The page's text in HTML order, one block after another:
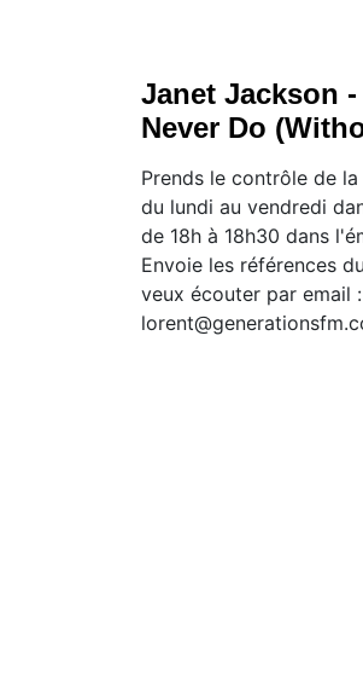
Janet Jackson
Never Do
Prends le contrôle de
du lundi au vendredi
de 18h à 18h30 dans
Envoie les références
veux écouter par email :